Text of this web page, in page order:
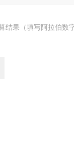
结果（填写阿拉伯数